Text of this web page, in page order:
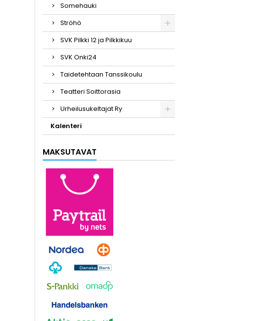
Somehauki
Ströhö
SVK Pilkki 12 ja Pilkkikuu
SVK Onki24
Taidetehtaan Tanssikoulu
Teatteri Soittorasia
Urheilusukeltajat Ry
Kalenteri
MAKSUTAVAT